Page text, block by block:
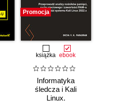
Promocja
książka ebook
Informatyka
śledcza i Kali
Linux.